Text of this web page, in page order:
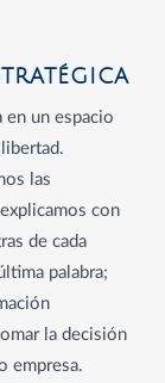
un espacio
las
con
de cada
palabra;
la decisión
empresa.